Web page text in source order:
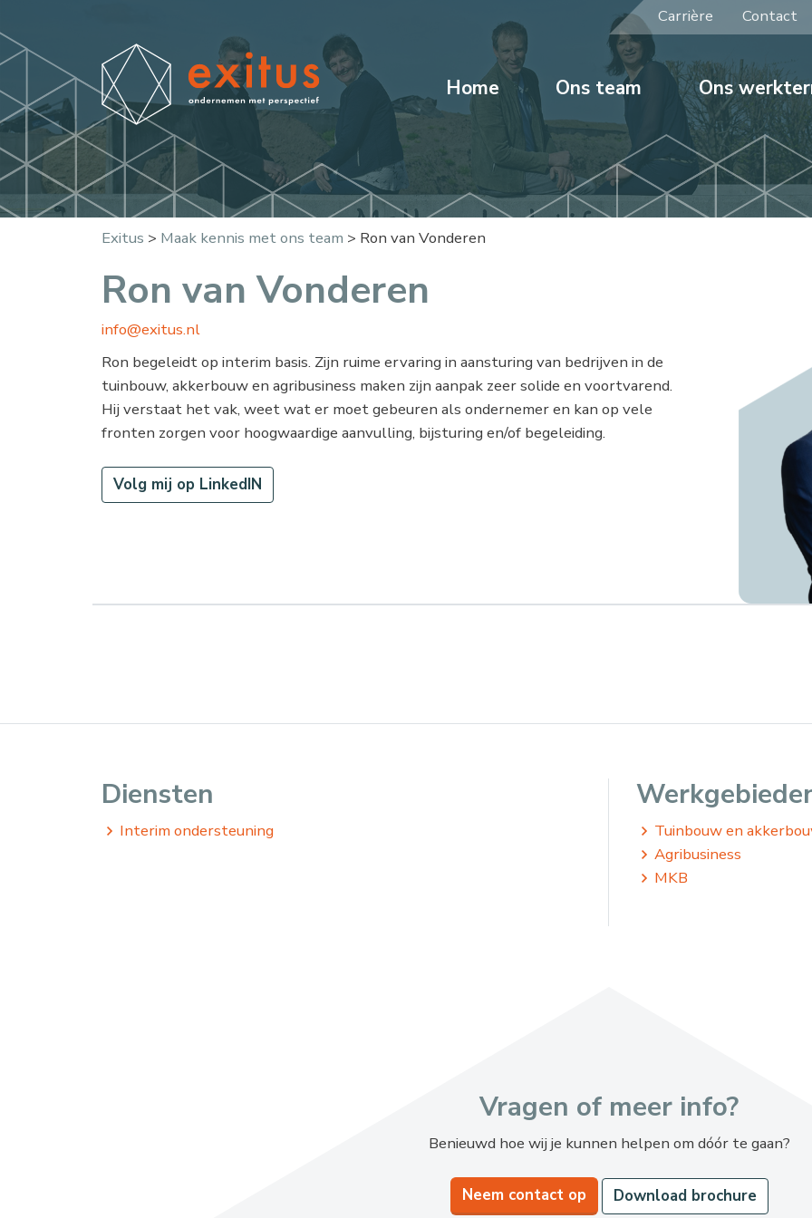
Carrière Contact
Home Ons team Ons
Exitus > Maak kennis met ons team > Ron van Vonderen
Ron van Vonderen
info@exitus.nl
Ron begeleidt op interim basis. Zijn ruime ervaring in aansturing van bedrijven in de
tuinbouw, akkerbouw en agribusiness maken zijn aanpak zeer solide en voortvarend.
Hij verstaat het vak, weet wat er moet gebeuren als ondernemer en kan op vele
fronten zorgen voor hoogwaardige aanvulling, bijsturing en/of begeleiding.
Volg mij op LinkedIN
Diensten
Interim ondersteuning
Tuinbouw en
Agribusiness
MKB
Vragen of meer info?
Benieuwd hoe wij je kunnen helpen om dóór te gaan?
Neem contact op Download brochure